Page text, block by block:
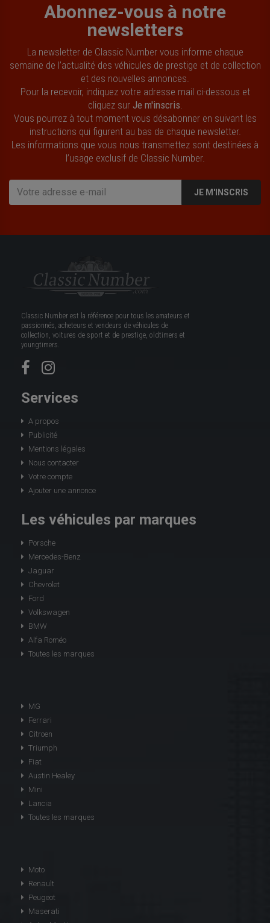
Abonnez-vous à notre
newsletters
La newsletter de Classic Number vous informe chaque
semaine de l’actualité des véhicules de prestige et de collection
et des nouvelles annonces.
Pour la recevoir, indiquez votre adresse mail ci-dessous et
cliquez sur Je m'inscris
Vous pourrez à tout moment vous désabonner en suivant les
instructions qui figurent au bas de chaque newsletter.
Les informations que vous nous transmettez sont destinées à
l’usage exclusif de Classic Number.
JE M'INSCRIS
Classic Number est la référence pour tous les amateurs et
passionnés, acheteurs et vendeurs de véhicules de
collection, voitures de sport et de prestige, oldtimers et
youngtimers.
Services
A propos
Publicité
Mentions légales
Nous contacter
Votre compte
Ajouter une annonce
Les véhicules par marques
Porsche
Mercedes-Benz
Jaguar
Chevrolet
Ford
Volkswagen
BMW
Alfa Roméo
Toutes les marques
MG
Ferrari
Citroen
Triumph
Fiat
Austin Healey
Mini
Lancia
Toutes les marques
Moto
Renault
Peugeot
Maserati